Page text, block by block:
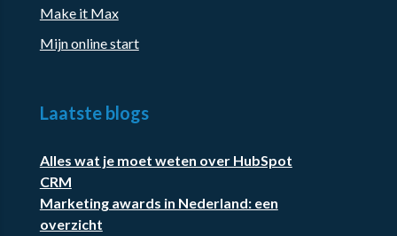
Make it Max
Mijn online start
Laatste blogs
Alles wat je moet weten over HubSpot
CRM
Marketing awards in Nederland: een
overzicht